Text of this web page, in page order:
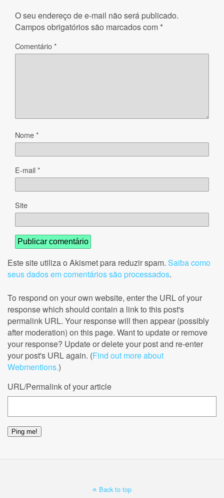
O seu endereço de e-mail não será publicado.
Campos obrigatórios são marcados com *
Comentário*
Nome*
E-mail*
Site
Este site utiliza o Akismet para reduzir spam. Saiba como
seus dados em comentários são processados.
To respond on your own website, enter the URL of your
response which should contain a link to this post's
permalink URL. Your response will then appear (possibly
after moderation) on this page. Want to update or remove
your response? Update or delete your post and re-enter
your post's URL again. (Find out more about
Webmentions.)
URL/Permalink of your article
Back to top